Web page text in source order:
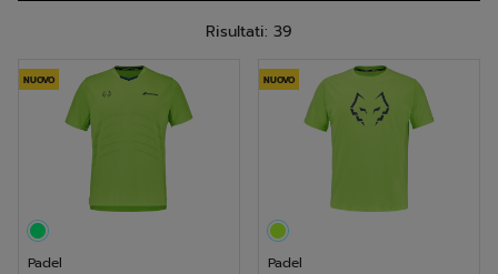
Risultati: 39
NUOVO
Padel
NUOVO
Padel